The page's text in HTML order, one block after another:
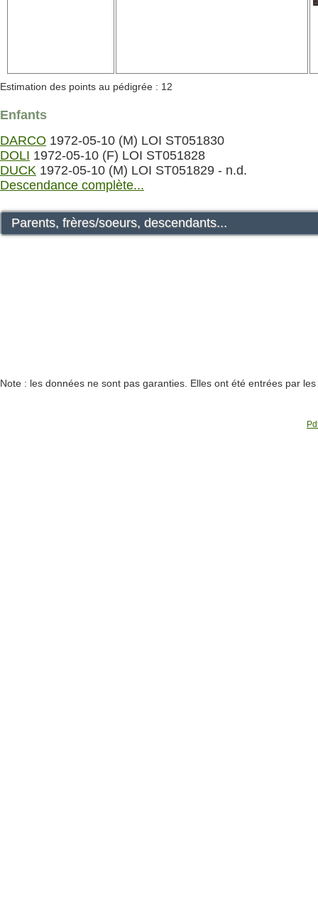
Estimation des points au pédigrée : 12
Enfants
DARCO 1972-05-10 (M) LOI ST051830
DOLI 1972-05-10 (F) LOI ST051828
DUCK 1972-05-10 (M) LOI ST051829 - n.d.
Descendance complète...
Parents, frères/soeurs, descendants...
Note : les données ne sont pas garanties. Elles ont été entrées par